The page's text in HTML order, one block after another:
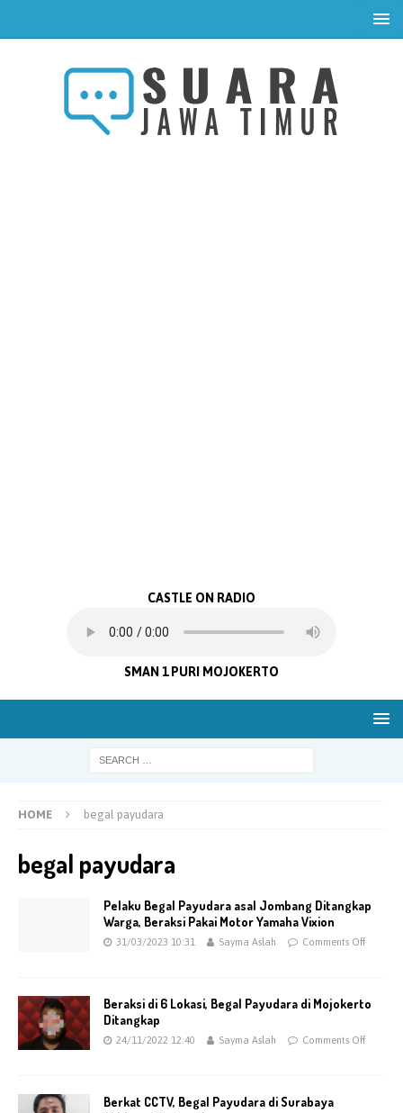
CASTLE ON RADIO
SMAN 1 PURI MOJOKERTO
HOME begal payudara
begal payudara
Pelaku Begal Payudara asal Jombang Ditangkap
Warga, Beraksi Pakai Motor Yamaha Vixion
31/03/2023 10:31 Sayma Aslah Comments Off
Beraksi di 6 Lokasi, Begal Payudara di Mojokerto
Ditangkap
24/11/2022 12:40 Sayma Aslah Comments Off
Berkat CCTV, Begal Payudara di Surabaya